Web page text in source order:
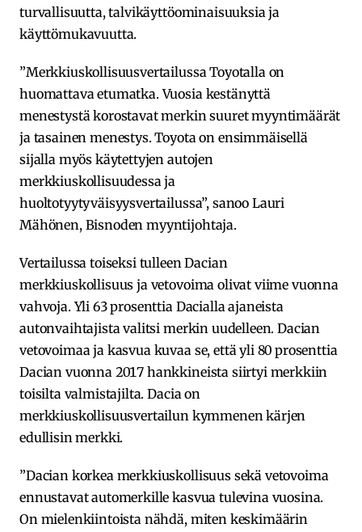
turvallisuutta, talvikäyttöominaisuuksia ja
käyttömukavuutta.
”Merkkiuskollisuusvertailussa Toyotalla on
huomattava etumatka. Vuosia kestänyttä
menestystä korostavat merkin suuret myyntimäärät
ja tasainen menestys. Toyota on ensimmäisellä
sijalla myös käytettyjen autojen
merkkiuskollisuudessa ja
huoltotyytyväisyysvertailussa”, sanoo Lauri
Mähönen, Bisnoden myyntijohtaja.
Vertailussa toiseksi tulleen Dacian
merkkiuskollisuus ja vetovoima olivat viime vuonna
vahvoja. Yli 63 prosenttia Dacialla ajaneista
autonvaihtajista valitsi merkin uudelleen. Dacian
vetovoimaa ja kasvua kuvaa se, että yli 80 prosenttia
Dacian vuonna 2017 hankkineista siirtyi merkkiin
toisilta valmistajilta. Dacia on
merkkiuskollisuusvertailun kymmenen kärjen
edullisin merkki.
”Dacian korkea merkkiuskollisuus sekä vetovoima
ennustavat automerkille kasvua tulevina vuosina.
On mielenkiintoista nähdä, miten keskimäärin